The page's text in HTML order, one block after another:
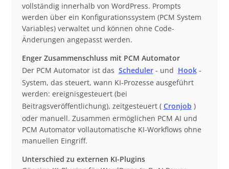
vollständig innerhalb von WordPress. Prompts
werden über ein Konfigurationssystem (PCM System
Variables) verwaltet und können ohne Code-
Änderungen angepasst werden.
Enger Zusammenschluss mit PCM Automator
Der PCM Automator ist das Scheduler - und Hook -
System, das steuert, wann KI-Prozesse ausgeführt
werden: ereignisgesteuert (bei
Beitragsveröffentlichung), zeitgesteuert ( Cronjob )
oder manuell. Zusammen ermöglichen PCM AI und
PCM Automator vollautomatische KI-Workflows ohne
manuellen Eingriff.
Unterschied zu externen KI-Plugins